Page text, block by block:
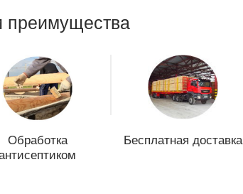
Обработка
Бесплатная доставка